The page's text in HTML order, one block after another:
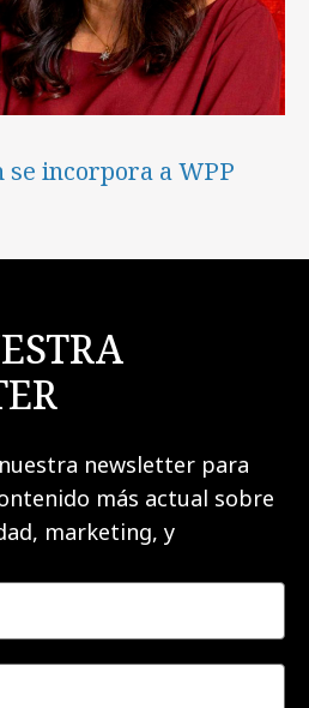
se incorpora a WPP
newsletter para
más actual sobre
marketing, y